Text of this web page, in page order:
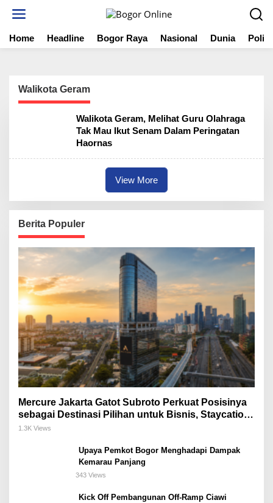
t
Home Headline Bogor Raya Nasional Dunia
Walikota Geram
Walikota Geram, Melihat Guru Olahraga
Tak Mau Ikut Senam Dalam Peringatan
Haornas
View More
Berita Populer
Mercure Jakarta Gatot Subroto Perkuat Posisinya
sebagai Destinasi Pilihan untuk Bisnis, Staycation,
Meeting, dan Kuliner di Jakarta Selatan
1.3K Views
Upaya Pemkot Bogor Menghadapi Dampak
Kemarau Panjang
343 Views
Kick Off Pembangunan Off-Ramp Ciawi